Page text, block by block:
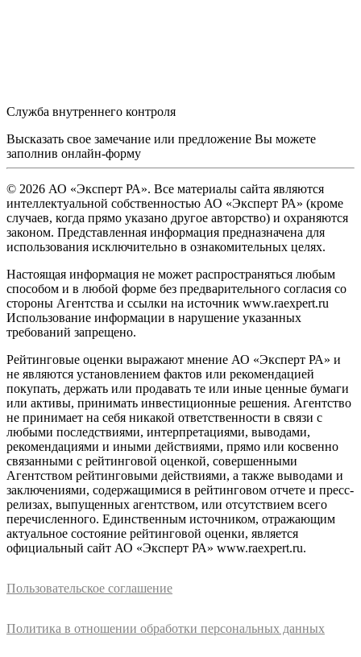
Служба внутреннего контроля
Высказать свое замечание или предложение Вы можете
заполнив онлайн-форму
© 2026 АО «Эксперт РА». Все материалы сайта являются
интеллектуальной собственностью АО «Эксперт РА» (кроме
случаев, когда прямо указано другое авторство) и охраняются
законом. Представленная информация предназначена для
использования исключительно в ознакомительных целях.
Настоящая информация не может распространяться любым
способом и в любой форме без предварительного согласия со
стороны Агентства и ссылки на источник www.raexpert.ru
Использование информации в нарушение указанных
требований запрещено.
Рейтинговые оценки выражают мнение АО «Эксперт РА» и
не являются установлением фактов или рекомендацией
покупать, держать или продавать те или иные ценные бумаги
или активы, принимать инвестиционные решения. Агентство
не принимает на себя никакой ответственности в связи с
любыми последствиями, интерпретациями, выводами,
рекомендациями и иными действиями, прямо или косвенно
связанными с рейтинговой оценкой, совершенными
Агентством рейтинговыми действиями, а также выводами и
заключениями, содержащимися в рейтинговом отчете и пресс-
релизах, выпущенных агентством, или отсутствием всего
перечисленного. Единственным источником, отражающим
актуальное состояние рейтинговой оценки, является
официальный сайт АО «Эксперт РА» www.raexpert.ru.
Пользовательское соглашение
Политика в отношении обработки персональных данных